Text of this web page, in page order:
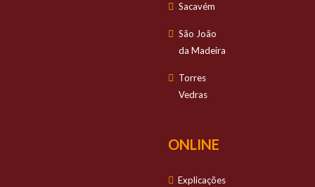
Sacavém
São João
da Madeira
Torres
Vedras
ONLINE
Explicações